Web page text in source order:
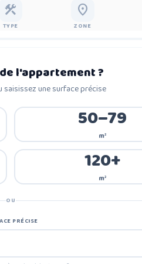
construction
TYPE
place
ZONE
l'appartement?
saisissez une surface précise
50–79
m²
120+
m²
OU
PRÉCISE